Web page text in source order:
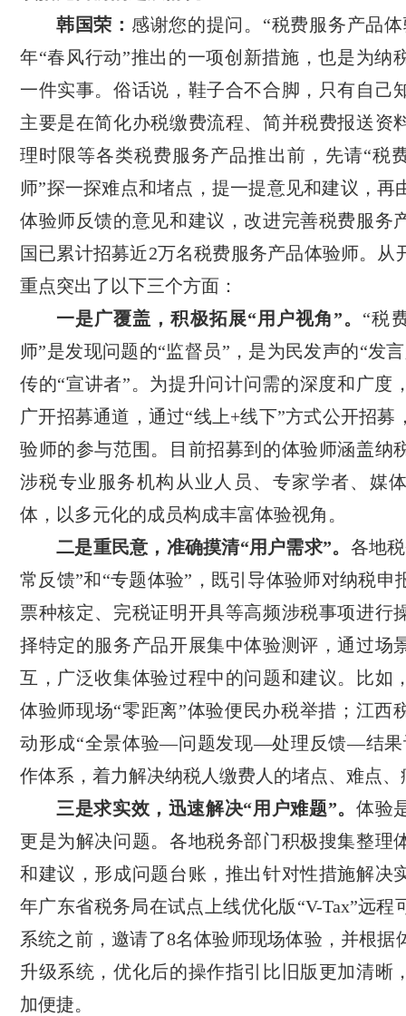
韩国荣： 感谢您的提问。“税费服务产品
年“春风行动”推出的一项创新措施，也是为纳
一件实事。俗话说，鞋子合不合脚，只有自己
主要是在简化办税缴费流程、简并税费报送资
理时限等各类税费服务产品推出前，先请“税
师”探一探难点和堵点，提一提意见和建议，再
体验师反馈的意见和建议，改进完善税费服务
国已累计招募近2万名税费服务产品体验师。从
重点突出了以下三个方面：
一是广覆盖，积极拓展“用户视角”。 “税
师”是发现问题的“监督员”，是为民发声的“发
传的“宣讲者”。为提升问计问需的深度和广度
广开招募通道，通过“线上+线下”方式公开招募
验师的参与范围。目前招募到的体验师涵盖纳
涉税专业服务机构从业人员、专家学者、媒
体，以多元化的成员构成丰富体验视角。
二是重民意，准确摸清“用户需求”。 各地
常反馈”和“专题体验”，既引导体验师对纳税申
票种核定、完税证明开具等高频涉税事项进行
择特定的服务产品开展集中体验测评，通过场
互，广泛收集体验过程中的问题和建议。比如
体验师现场“零距离”体验便民办税举措；江西
动形成“全景体验—问题发现—处理反馈—结果
作体系，着力解决纳税人缴费人的堵点、难点、
三是求实效，迅速解决“用户难题”。 体验
更是为解决问题。各地税务部门积极搜集整理
和建议，形成问题台账，推出针对性措施解决
年广东省税务局在试点上线优化版“V-Tax”远程
系统之前，邀请了8名体验师现场体验，并根据
升级系统，优化后的操作指引比旧版更加清晰
加便捷。